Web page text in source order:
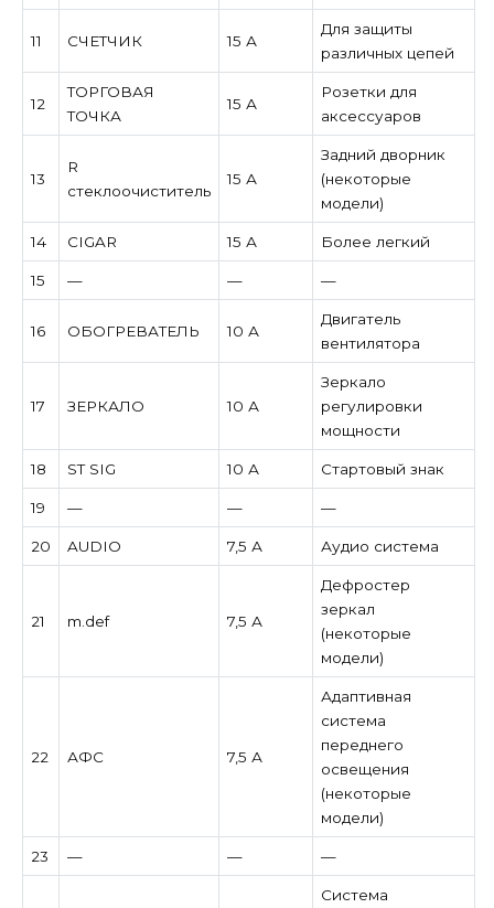
11 СЧЕТЧИК 15 А
Для защиты
различных цепей
12
ТОРГОВАЯ
ТОЧКА
15 А
Розетки для
аксессуаров
13
R
стеклоочиститель
15 А
Задний дворник
(некоторые
модели)
14 CIGAR 15 А Более легкий
15 — — —
16 ОБОГРЕВАТЕЛЬ 10 А
Двигатель
вентилятора
17 ЗЕРКАЛО 10 А
Зеркало
регулировки
мощности
18 ST SIG 10 А Стартовый знак
19 — — —
20 AUDIO 7,5 А Аудио система
21 m.def 7,5 А
Дефростер
зеркал
(некоторые
модели)
22 АФС 7,5 А
Адаптивная
система
переднего
освещения
(некоторые
модели)
23 — — —
Система